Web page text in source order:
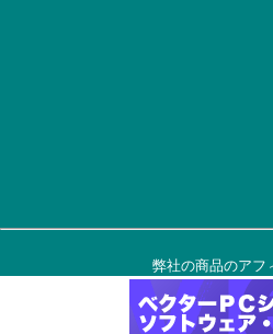
弊社の商品のアフ